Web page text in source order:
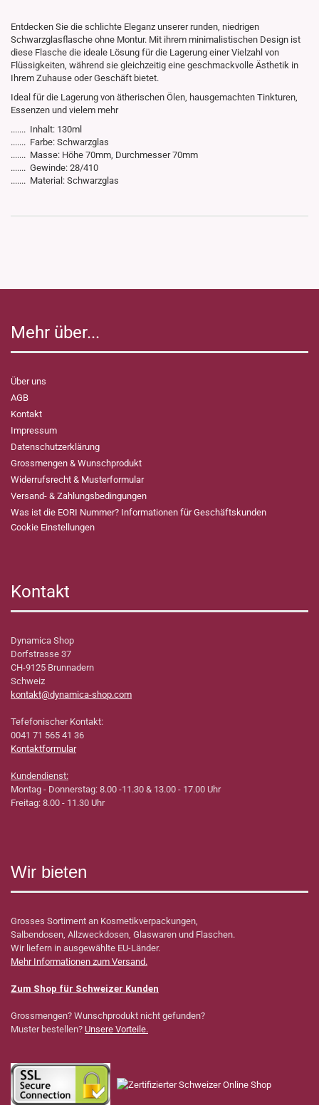
Entdecken Sie die schlichte Eleganz unserer runden, niedrigen
Schwarzglasflasche ohne Montur. Mit ihrem minimalistischen Design ist
diese Flasche die ideale Lösung für die Lagerung einer Vielzahl von
Flüssigkeiten, während sie gleichzeitig eine geschmackvolle Ästhetik in
Ihrem Zuhause oder Geschäft bietet.
Ideal für die Lagerung von ätherischen Ölen, hausgemachten Tinkturen,
Essenzen und vielem mehr
....... Inhalt: 130ml
....... Farbe: Schwarzglas
....... Masse: Höhe 70mm, Durchmesser 70mm
....... Gewinde: 28/410
....... Material: Schwarzglas
Mehr über...
Über uns
AGB
Kontakt
Impressum
Datenschutzerklärung
Grossmengen & Wunschprodukt
Widerrufsrecht & Musterformular
Versand- & Zahlungsbedingungen
Was ist die EORI Nummer? Informationen für Geschäftskunden
Cookie Einstellungen
Kontakt
Dynamica Shop
Dorfstrasse 37
CH-9125 Brunnadern
Schweiz
kontakt@dynamica-shop.com
Tefefonischer Kontakt:
0041 71 565 41 36
Kontaktformular
Kundendienst:
Montag - Donnerstag: 8.00 -11.30 & 13.00 - 17.00 Uhr
Freitag: 8.00 - 11.30 Uhr
Wir bieten
Grosses Sortiment an Kosmetikverpackungen,
Salbendosen, Allzweckdosen, Glaswaren und Flaschen.
Wir liefern in ausgewählte EU-Länder.
Mehr Informationen zum Versand.
Zum Shop für Schweizer Kunden
Grossmengen? Wunschprodukt nicht gefunden?
Muster bestellen? Unsere Vorteile.